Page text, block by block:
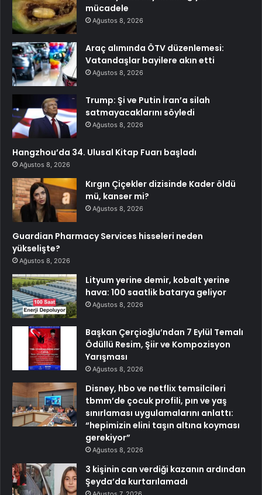
mücadele
Ağustos 8, 2026
Araç alımında ÖTV düzenlemesi:
Vatandaşlar bayilere akın etti
Ağustos 8, 2026
Trump: Şi ve Putin İran’a silah
satmayacaklarını söyledi
Ağustos 8, 2026
Hangzhou’da 34. Ulusal Kitap Fuarı başladı
Ağustos 8, 2026
Kırgın Çiçekler dizisinde Kader öldü
mü, kanser mi?
Ağustos 8, 2026
Guardian Pharmacy Services hisseleri neden
yükselişte?
Ağustos 8, 2026
Lityum yerine demir, kobalt yerine
hava: 100 saatlik batarya geliyor
Ağustos 8, 2026
Başkan Çerçioğlu’ndan 7 Eylül Temalı
Ödüllü Resim, Şiir ve Kompozisyon
Yarışması
Ağustos 8, 2026
Disney, hbo ve netflix temsilcileri
tbmm’de çocuk profili, pın ve yaş
sınırlaması uygulamalarını anlattı:
“hepimizin elini taşın altına koyması
gerekiyor”
Ağustos 8, 2026
3 kişinin can verdiği kazanın ardından
Şeyda’da kurtarılamadı